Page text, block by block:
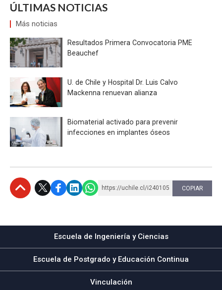
ÚLTIMAS NOTICIAS
Más noticias
Resultados Primera Convocatoria PME
Beauchef
U. de Chile y Hospital Dr. Luis Calvo
Mackenna renuevan alianza
Biomaterial activado para prevenir
infecciones en implantes óseos
https://uchile.cl/i240105 COPIAR
Escuela de Ingeniería y Ciencias
Escuela de Postgrado y Educación Continua
Vinculación